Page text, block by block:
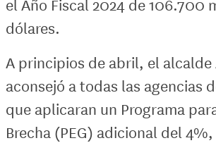
el Año Fiscal 2024 de 106.700
dólares.
A principios de abril, el alcalde
aconsejó a todas las agencias
que aplicaran un Programa
Brecha (PEG) adicional del